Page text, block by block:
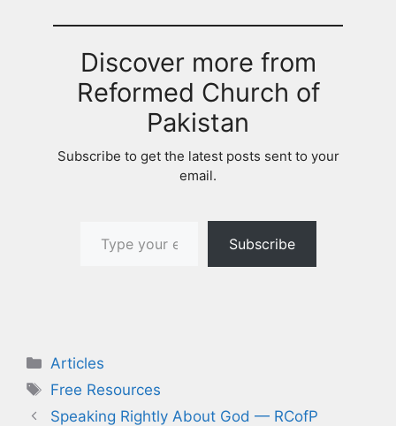
Discover more from
Reformed Church of
Pakistan
Subscribe to get the latest posts sent to your
email.
Subscribe
Categories
Articles
Tags
Free Resources
Speaking Rightly About God — RCofP